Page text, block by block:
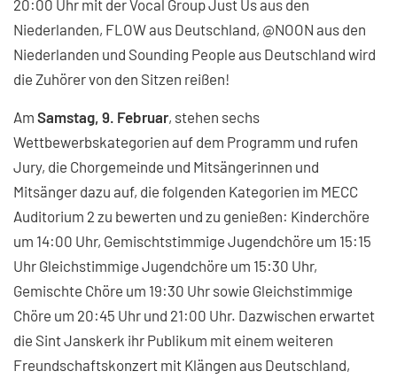
20:00 Uhr mit der Vocal Group Just Us aus den
Niederlanden, FLOW aus Deutschland, @NOON aus den
Niederlanden und Sounding People aus Deutschland wird
die Zuhörer von den Sitzen reißen!
Am Samstag, 9. Februar, stehen sechs
Wettbewerbskategorien auf dem Programm und rufen
Jury, die Chorgemeinde und Mitsängerinnen und
Mitsänger dazu auf, die folgenden Kategorien im MECC
Auditorium 2 zu bewerten und zu genießen: Kinderchöre
um 14:00 Uhr, Gemischtstimmige Jugendchöre um 15:15
Uhr Gleichstimmige Jugendchöre um 15:30 Uhr,
Gemischte Chöre um 19:30 Uhr sowie Gleichstimmige
Chöre um 20:45 Uhr und 21:00 Uhr. Dazwischen erwartet
die Sint Janskerk ihr Publikum mit einem weiteren
Freundschaftskonzert mit Klängen aus Deutschland,